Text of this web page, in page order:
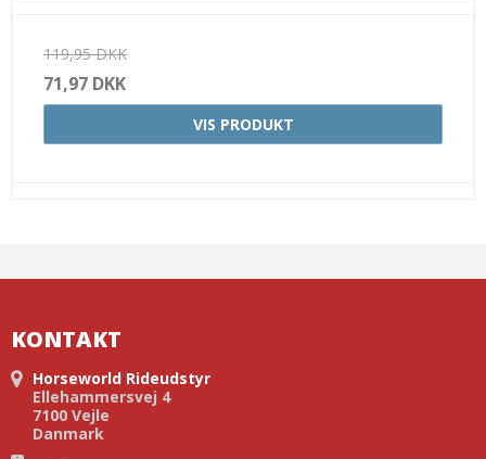
119,95 DKK
71,97 DKK
VIS PRODUKT
KONTAKT
Horseworld Rideudstyr
Ellehammersvej 4
7100 Vejle
Danmark